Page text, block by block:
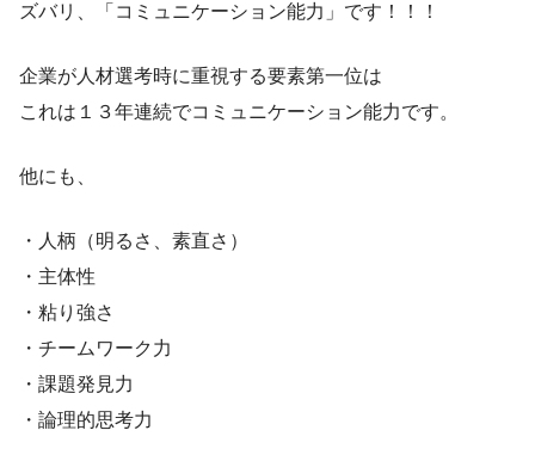
ズバリ、「コミュニケーション能力」です！！！
企業が人材選考時に重視する要素第一位は
これは１３年連続でコミュニケーション能力です。
他にも、
・人柄（明るさ、素直さ）
・主体性
・粘り強さ
・チームワーク力
・課題発見力
・論理的思考力